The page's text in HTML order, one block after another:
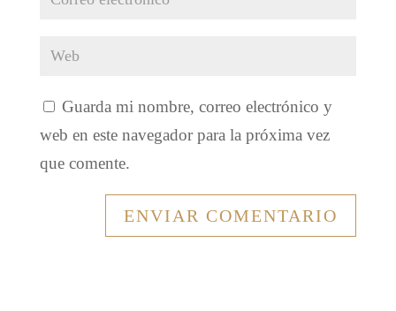
Guarda mi nombre, correo electrónico y
web en este navegador para la próxima vez
que comente.